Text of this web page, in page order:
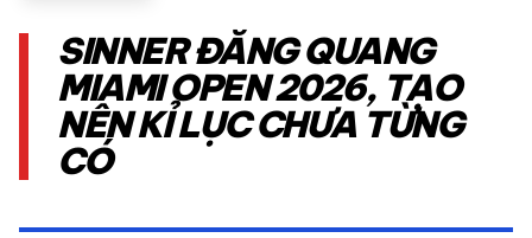
THỂ THAO
VIDEO
SINNER ĐĂNG QUANG
MIAMI OPEN 2026, TẠO
NÊN KỈ LỤC CHƯA TỪNG
CÓ